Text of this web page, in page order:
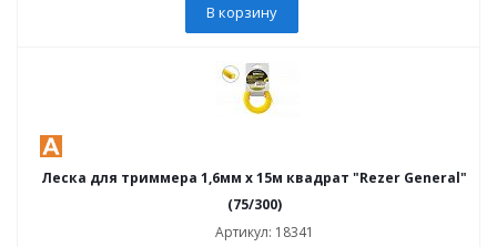
В корзину
Леска для триммера 1,6мм х 15м квадрат "Rezer General"
(75/300)
Артикул: 18341